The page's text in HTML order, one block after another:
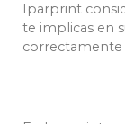
Iparprint
te implicas en
correctamente